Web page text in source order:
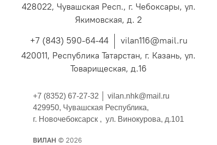
428022, Чувашская Респ., г. Чебоксары, ул.
Якимовская, д. 2
+7 (843) 590-64-44
vilan116@mail.ru
420011, Республика Татарстан, г. Казань, ул.
Товарищеская, д.16
+7 (8352) 67-27-32 │ vilan.nhk@mail.ru
429950, Чувашская Республика,
г. Новочебоксарск , ул. Винокурова, д.101
ВИЛАН © 2026